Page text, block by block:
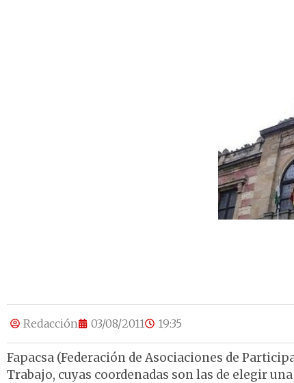
Redacción 03/08/2011 19:35
Fapacsa (Federación de Asociaciones de
Trabajo, cuyas coordenadas son las de elegir